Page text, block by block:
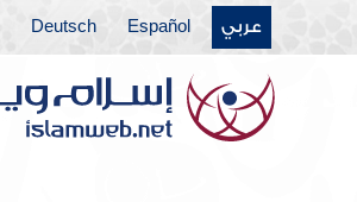
عربي Español
Deutsch